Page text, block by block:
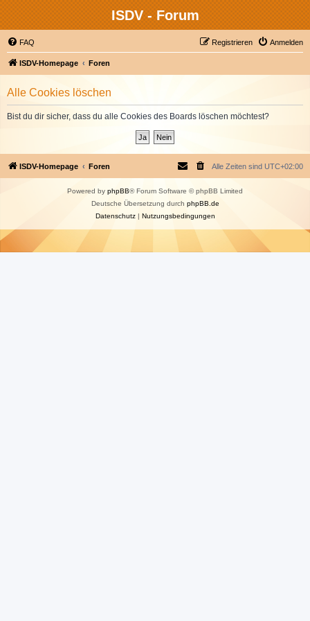
ISDV - Forum
FAQ Anmelden
Registrieren
ISDV-Homepage Foren
Alle Cookies löschen
Bist du dir sicher, dass du alle Cookies des Boards löschen möchtest?
ISDV-Homepage Foren Alle Zeiten sind UTC+02:00
Powered by phpBB® Forum Software © phpBB Limited
Deutsche Übersetzung durch phpBB.de
Datenschutz| Nutzungsbedingungen